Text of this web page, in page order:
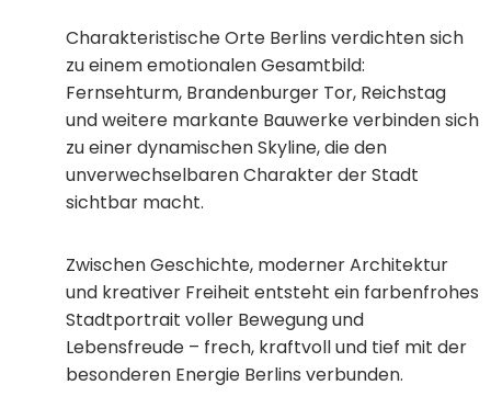
Charakteristische Orte Berlins verdichten sich
zu einem emotionalen Gesamtbild:
Fernsehturm, Brandenburger Tor, Reichstag
und weitere markante Bauwerke verbinden sich
zu einer dynamischen Skyline, die den
unverwechselbaren Charakter der Stadt
sichtbar macht.
Zwischen Geschichte, moderner Architektur
und kreativer Freiheit entsteht ein farbenfrohes
Stadtportrait voller Bewegung und
Lebensfreude – frech, kraftvoll und tief mit der
besonderen Energie Berlins verbunden.